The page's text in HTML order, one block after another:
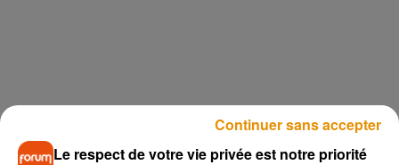
Le respect de votre vie privée est notre priorité
Continuer sans accepter